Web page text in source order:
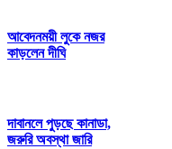
আবেদনময়ী লুকে নজর
কাড়লেন দীঘি
দাবানলে পুড়ছে কানাডা,
জরুরি অবস্থা জারি